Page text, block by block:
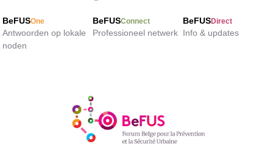
BeFUSOne
Antwoorden op lokale
noden
BeFUSConnect
Professioneel netwerk
BeFUSDirect
Info & updates